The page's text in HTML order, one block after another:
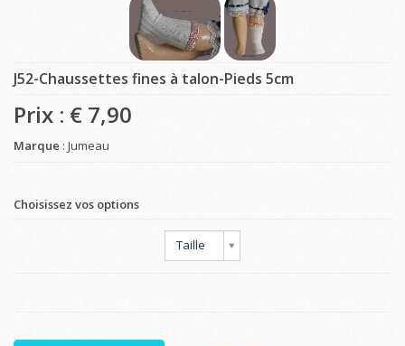
J52-Chaussettes fines à talon-Pieds 5cm
Prix : € 7,90
Marque : Jumeau
Choisissez vos options
Taille